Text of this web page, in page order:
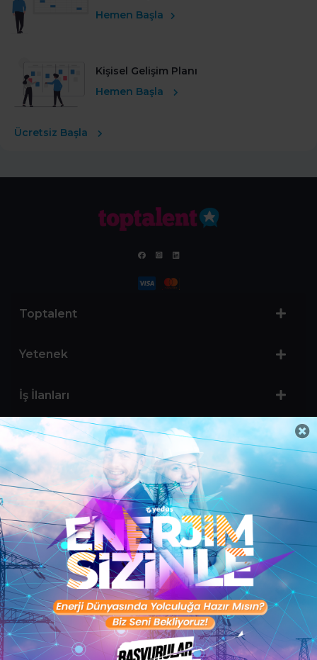
Hemen Başla
Kişisel Gelişim Planı
Hemen Başla
Ücretsiz Başla
Toptalent
Yetenek
İş İlanları
Sertifika Programları
Yetenek Testleri
İşveren
Toptalent Marka ve İnsan Kaynakları Danışmanlığı Limited Şirketi Özel İstihdam Bürosu
Olarak 11 / 11 / 2024 - 10 / 11 / 2027 tarihleri arasında faaliyette bulunmak üzere, Türkiye İş
Kurumu tarafından 05.11.2024 tarih ve 16998526 sayılı karar uyarınca 1251 nolu belge ile faaliyet